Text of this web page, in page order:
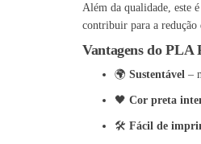
Além da qualidade, este
contribuir para a redução
Vantagens do
🌍 Sustentável –
🖤 Cor preta
🛠️ Fácil de